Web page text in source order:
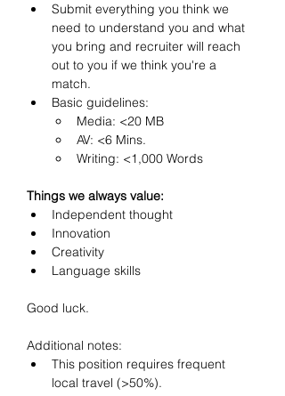
Submit everything you think we
need to understand you and what
you bring and recruiter will reach
out to you if we think you're a
match.
Basic guidelines:
Media: <20 MB
AV: <6 Mins.
Writing: <1,000 Words
Things we always value:
Independent thought
Innovation
Creativity
Language skills
Good luck.
Additional notes:
This position requires frequent
local travel (>50%).